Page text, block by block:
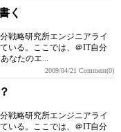
く
戦略研究所エンジニアライ
いる。ここでは、＠IT自分
なたのエ...
2009/04/21 Comment(0)
戦略研究所エンジニアライ
いる。ここでは、＠IT自分